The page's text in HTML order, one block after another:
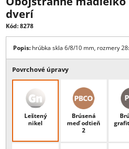
Obojstranné
dverí
Kód: 8278
Popis: hrúbka skla 6/8/10 mm,
Povrchové úpravy